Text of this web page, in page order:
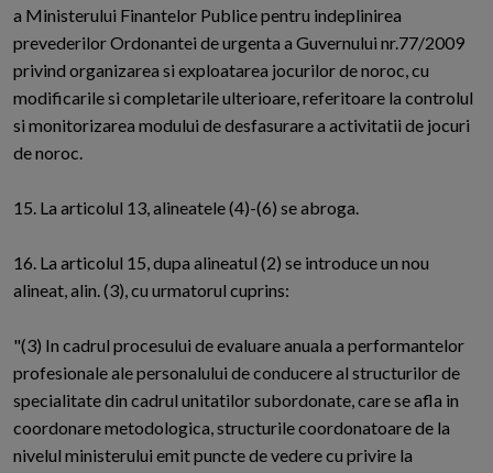
a Ministerului Finantelor Publice pentru indeplinirea
prevederilor Ordonantei de urgenta a Guvernului nr.77/2009
privind organizarea si exploatarea jocurilor de noroc, cu
modificarile si completarile ulterioare, referitoare la controlul
si monitorizarea modului de desfasurare a activitatii de jocuri
de noroc.
15. La articolul 13, alineatele (4)-(6) se abroga.
16. La articolul 15, dupa alineatul (2) se introduce un nou
alineat, alin. (3), cu urmatorul cuprins:
"(3) In cadrul procesului de evaluare anuala a performantelor
profesionale ale personalului de conducere al structurilor de
specialitate din cadrul unitatilor subordonate, care se afla in
coordonare metodologica, structurile coordonatoare de la
nivelul ministerului emit puncte de vedere cu privire la